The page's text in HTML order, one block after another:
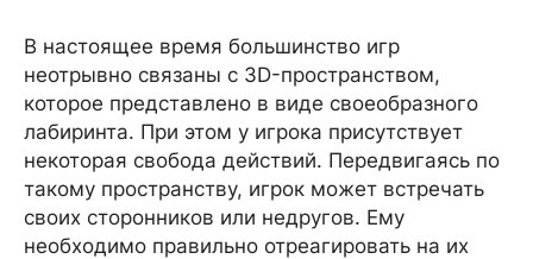
В настоящее время большинство игр
неотрывно связаны с 3D-пространством,
которое представлено в виде своеобразного
лабиринта. При этом у игрока присутствует
некоторая свобода действий. Передвигаясь по
такому пространству, игрок может встречать
своих сторонников или недругов. Ему
необходимо правильно отреагировать на их